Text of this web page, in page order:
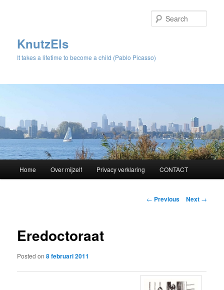
KnutzEls
It takes a lifetime to become a child (Pablo Picasso)
Skip
content
Home Over mijzelf Privacy verklaring CONTACT
Post
← Previous Next →
Eredoctoraat
Posted on8 februari 2011